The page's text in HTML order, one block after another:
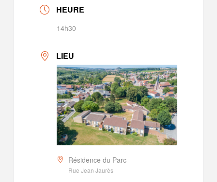
HEURE
14h30
LIEU
Résidence du Parc
Rue Jean Jaurès